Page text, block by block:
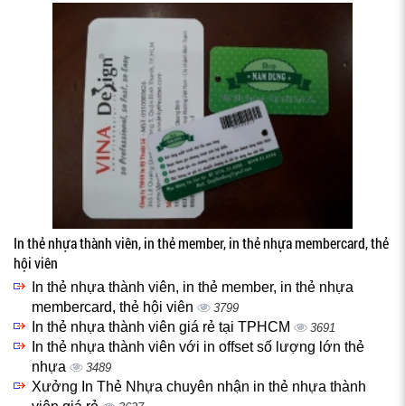
In thẻ nhựa thành viên, in thẻ member, in thẻ nhựa membercard, thẻ
hội viên
In thẻ nhựa thành viên, in thẻ member, in thẻ nhựa
membercard, thẻ hội viên
3799
In thẻ nhựa thành viên giá rẻ tại TPHCM 3691
In thẻ nhựa thành viên với in offset số lượng lớn thẻ
nhựa
3489
Xưởng In Thẻ Nhựa chuyên nhận in thẻ nhựa thành